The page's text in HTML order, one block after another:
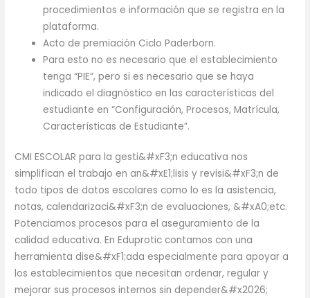
procedimientos e información que se registra en la
plataforma.
Acto de premiación Ciclo Paderborn.
Para esto no es necesario que el establecimiento
tenga “PIE”, pero si es necesario que se haya
indicado el diagnóstico en las características del
estudiante en “Configuración, Procesos, Matrícula,
Características de Estudiante”.
CMI ESCOLAR para la gesti&#xF3;n educativa nos
simplifican el trabajo en an&#xE1;lisis y revisi&#xF3;n de
todo tipos de datos escolares como lo es la asistencia,
notas, calendarizaci&#xF3;n de evaluaciones, &#xA0;etc.
Potenciamos procesos para el aseguramiento de la
calidad educativa. En Eduprotic contamos con una
herramienta dise&#xF1;ada especialmente para apoyar a
los establecimientos que necesitan ordenar, regular y
mejorar sus procesos internos sin depender&#x2026;